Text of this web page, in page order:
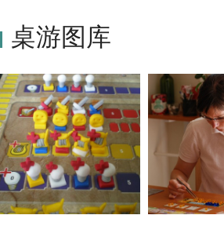
启发式版本，时间更短（进行到文艺复兴
个游戏。
桌游图库